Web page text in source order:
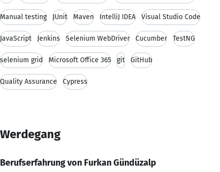
Manual testing JUnit Maven IntelliJ IDEA Visual Studio Code
JavaScript Jenkins Selenium WebDriver Cucumber TestNG
selenium grid Microsoft Office 365 git GitHub
Quality Assurance Cypress
Werdegang
Berufserfahrung von Furkan Gündüzalp